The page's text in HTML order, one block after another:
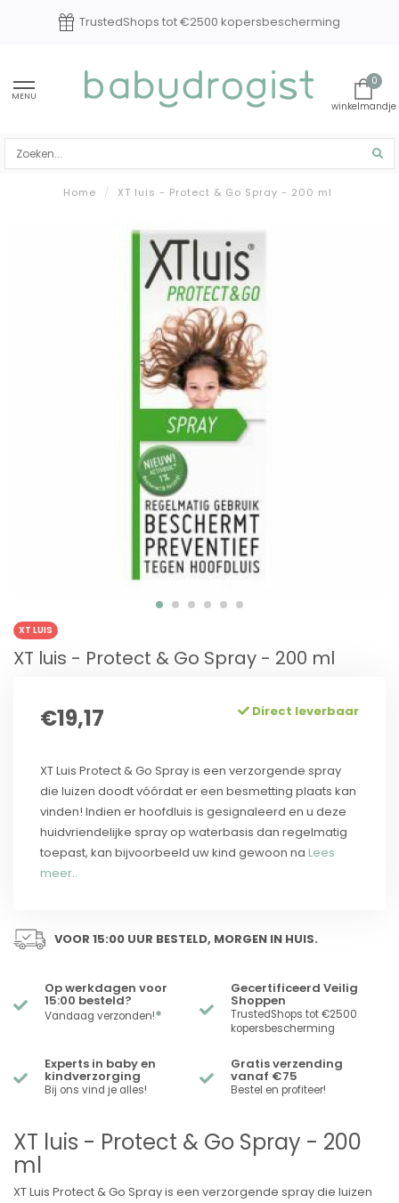
kopersbescherming Experts in
MENU
0
Home / XT luis - Protect & Go Spray - 200 ml
XT LUIS
XT luis - Protect & Go Spray - 200 ml
€19,17 Direct leverbaar
XT Luis Protect & Go Spray is een verzorgende spray
die luizen doodt vóórdat er een besmetting plaats kan
vinden! Indien er hoofdluis is gesignaleerd en u deze
huidvriendelijke spray op waterbasis dan regelmatig
toepast, kan bijvoorbeeld uw kind gewoon na Lees
meer..
VOOR 15:00 UUR BESTELD, MORGEN IN HUIS.
Op werkdagen voor
15:00 besteld?
Vandaag verzonden!*
Gecertificeerd Veilig
Shoppen
TrustedShops tot €2500
kopersbescherming
Experts in baby en
kindverzorging
Bij ons vind je alles!
Gratis verzending
vanaf €75
Bestel en profiteer!
XT luis - Protect & Go Spray - 200
ml
XT Luis Protect & Go Spray is een verzorgende spray die luizen